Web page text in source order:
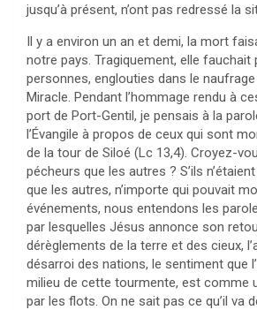
jusqu’à présent, n’ont pas redressé la
Il y a environ un an et demi, la mort
notre pays. Tragiquement, elle fauchait
personnes, englouties dans le
Miracle. Pendant l’hommage rendu à
port de Port-Gentil, je pensais à la
l’Évangile à propos de ceux qui sont
de la tour de Siloé (Lc 13,4). Croyez-
pécheurs que les autres ? S’ils
que les autres, n’importe qui pouvait
événements, nous entendons les
par lesquelles Jésus annonce son
dérèglements de la terre et des cieux,
désarroi des nations, le sentiment que
milieu de cette tourmente, est comme
par les flots. On ne sait pas ce qu’il va